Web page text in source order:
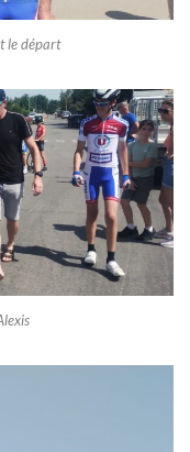
le départ